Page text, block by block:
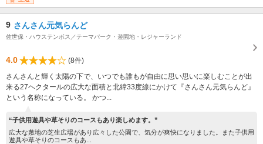
9 さんさん元気らんど
佐世保・ハウステンボス／テーマパーク・遊園地・レジャーランド
4.0
(8件)
さんさんと輝く太陽の下で、いつでも誰もが自由に思い思いに楽しむことが出
来る27ヘクタールの広大な面積と北緯33度線にかけて『さんさん元気らんど』
という名称になっている。 かつ...
“子供用遊具や草そりのコースもあり楽しめます。”
広大な敷地の芝生広場があり広々した公園で、気分が爽快になりました。また子供用
遊具や草そりのコースもあ...